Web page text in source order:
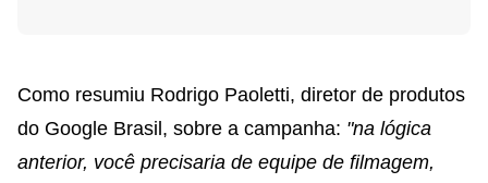
Como resumiu Rodrigo Paoletti, diretor de produtos
do Google Brasil, sobre a campanha: "na lógica
anterior, você precisaria de equipe de filmagem,